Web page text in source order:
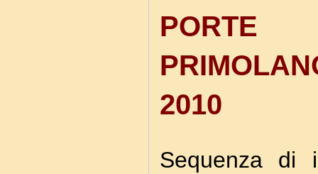
2010
Sequenza di